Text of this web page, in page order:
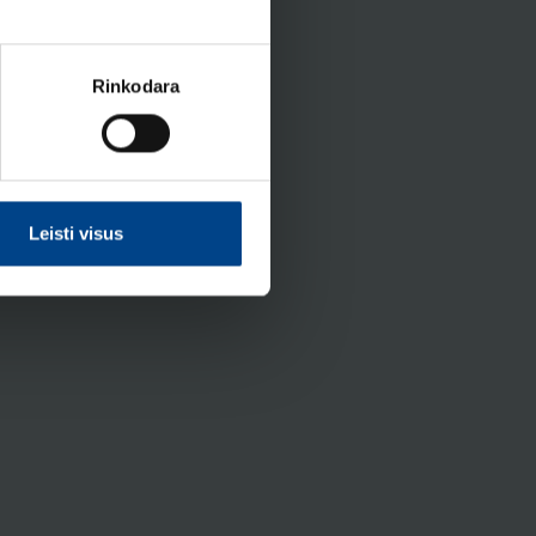
Rinkodara
Leisti visus